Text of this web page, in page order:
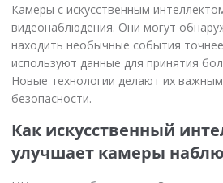
Камеры с искусственным
видеонаблюдения. Они могут
находить необычные события
используют данные для принятия
Новые технологии делают их
безопасности.
Как искусственный
улучшает камеры